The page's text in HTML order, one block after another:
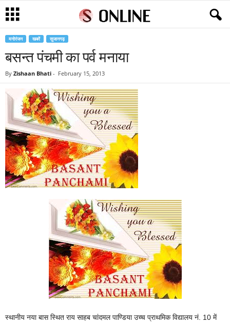
मनोरंजन खबरें सुजानगढ़
बसन्त पंचमी का पर्व मनाया
By Zishaan Bhati - February 15, 2013
स्थानीय नया बास स्थित राय साहब चांदमल पाण्डिया उच्च प्राथमिक विद्यालय नं. 10 में